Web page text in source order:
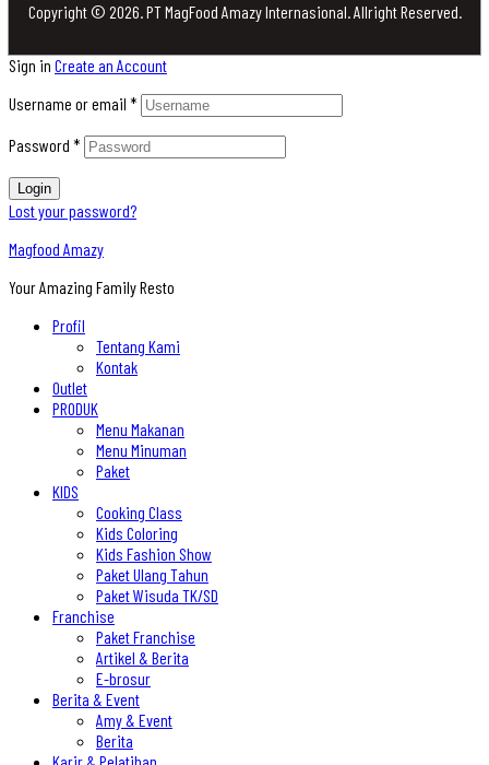
Copyright © 2026. PT MagFood Amazy Internasional. Allright Reserved.
Sign in Create an Account
Username or email *
Password *
Login
Lost your password?
Magfood Amazy
Your Amazing Family Resto
Profil
Tentang Kami
Kontak
Outlet
PRODUK
Menu Makanan
Menu Minuman
Paket
KIDS
Cooking Class
Kids Coloring
Kids Fashion Show
Paket Ulang Tahun
Paket Wisuda TK/SD
Franchise
Paket Franchise
Artikel & Berita
E-brosur
Berita & Event
Amy & Event
Berita